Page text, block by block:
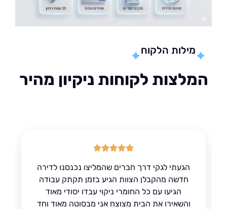
מילות הלקוח
לקוחות ניקיון מהיר
הגעתי לגקי דרך חברים שהמליצו נכנסנו לדירה
חדשה מהקבלן הצוות הגיע בזמן תקתק עבודה
הגיעו עם כל החומרי ניקוי עבדו יסודי מאוד
והשאירו את הבית מצוצח אני מבסוטה מאוד וחד